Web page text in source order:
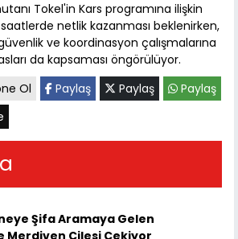
Tokel'in Kars programına ilişkin
saatlerde netlik kazanması beklenirken,
ve koordinasyon çalışmalarına
da kapsaması öngörülüyor.
Ol
Paylaş Paylaş Paylaş
Şifa Aramaya Gelen